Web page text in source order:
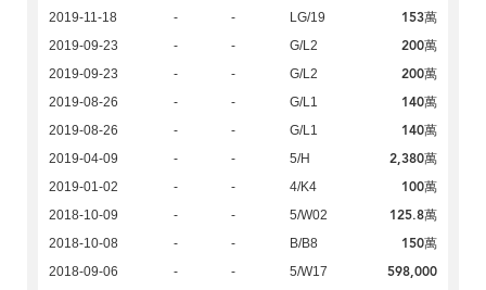
2019-11-18 - - LG/19 153萬
2019-09-23 - - G/L2 200萬
2019-09-23 - - G/L2 200萬
2019-08-26 - - G/L1 140萬
2019-08-26 - - G/L1 140萬
2019-04-09 - - 5/H 2,380萬
2019-01-02 - - 4/K4 100萬
2018-10-09 - - 5/W02 125.8萬
2018-10-08 - - B/B8 150萬
2018-09-06 - - 5/W17 598,000